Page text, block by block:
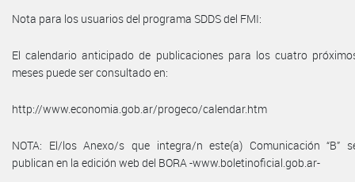
Nota para los usuarios del programa SDDS del FMI:
El calendario anticipado de publicaciones para los cuatro
meses puede ser consultado en:
http://www.economia.gob.ar/progeco/calendar.htm
NOTA: El/los Anexo/s que integra/n este(a) Comunicación “B”
publican en la edición web del BORA -www.boletinoficial.gob.ar-